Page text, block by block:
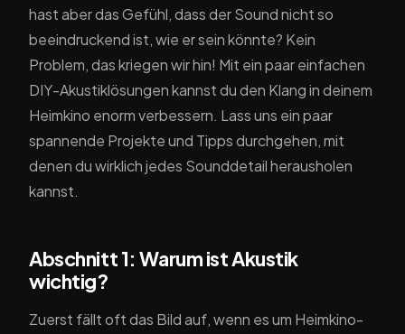
hast aber das Gefühl, dass der Sound nicht so
beeindruckend ist, wie er sein könnte? Kein
Problem, das kriegen wir hin! Mit ein paar einfachen
DIY-Akustiklösungen kannst du den Klang in deinem
Heimkino enorm verbessern. Lass uns ein paar
spannende Projekte und Tipps durchgehen, mit
denen du wirklich jedes Sounddetail herausholen
kannst.
Abschnitt 1: Warum ist Akustik
wichtig?
Zuerst fällt oft das Bild auf, wenn es um Heimkino-